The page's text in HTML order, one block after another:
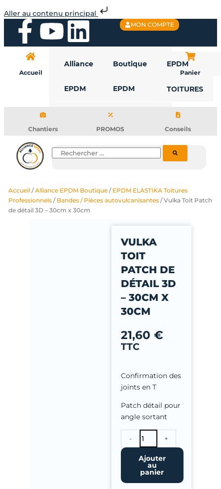
Aller au contenu principal
au
contenuF
a
c
b
o
o
k
Y
o
u
u
b
L
i
n
d
n
MON COMPTE
Accueil
Alliance
EPDM
Boutique
EPDM
EPDM
TOITURES
Panier
Chantiers PROMOS Conseils
Rechercher
Accueil/Alliance EPDM Boutique/ EPDM ELASTIKA Toitures
Professionnels/ Bandes / Pièces autovulcanisantes/ Vulka Toit Patch
de détail 3D – 30cm x 30cm
VULKA
TOIT
PATCH DE
DÉTAIL 3D
– 30CM X
30CM
21,60 €
TTC
Confirmation des
joints en T
Patch détail pour
angle sortant
-
quantité
de
Vulka
Patch
+
Ajouter
au
panier